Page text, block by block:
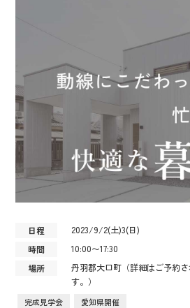
日程
2023/9/2(土)3(日)
時間
10:00〜17:30
場所
丹羽郡大口町（詳細はご予約
す。）
完成見学会 愛知県開催